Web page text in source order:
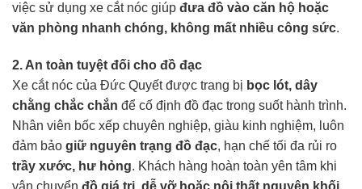
việc sử dụng xe cắt nóc giúp đưa đồ vào căn hộ hoặc
văn phòng nhanh chóng, không mất nhiều công sức.
2. An toàn tuyệt đối cho đồ đạc
Xe cắt nóc của Đức Quyết được trang bị bọc lót, dây
chằng chắc chắn để cố định đồ đạc trong suốt hành trình.
Nhân viên bốc xếp chuyên nghiệp, giàu kinh nghiệm, luôn
đảm bảo giữ nguyên trạng đồ đạc, hạn chế tối đa rủi ro
trầy xước, hư hỏng. Khách hàng hoàn toàn yên tâm khi
vận chuyển đồ giá trị, dễ vỡ hoặc nội thất nguyên khối